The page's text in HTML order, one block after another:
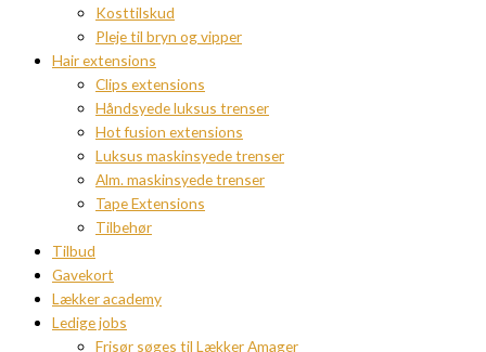
Kosttilskud
Pleje til bryn og vipper
Hair extensions
Clips extensions
Håndsyede luksus trenser
Hot fusion extensions
Luksus maskinsyede trenser
Alm. maskinsyede trenser
Tape Extensions
Tilbehør
Tilbud
Gavekort
Lækker academy
Ledige jobs
Frisør søges til Lækker Amager